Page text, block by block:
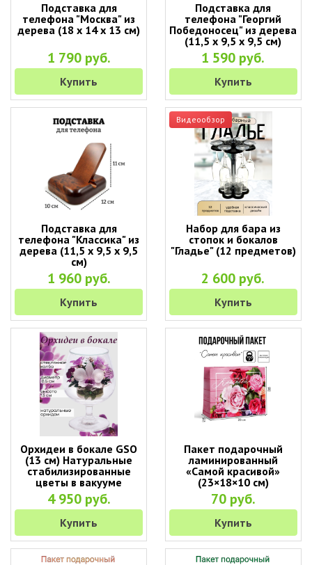
Подставка для
телефона "Москва" из
дерева (18 х 14 х 13 см)
1 790 руб.
Купить
Подставка для
телефона "Георгий
Победоносец" из дерева
(11,5 х 9,5 х 9,5 см)
1 590 руб.
Купить
Подставка для
телефона "Классика" из
дерева (11,5 х 9,5 х 9,5
см)
1 960 руб.
Купить
Видеообзор
Набор для бара из
стопок и бокалов
"Гладье" (12 предметов)
2 600 руб.
Купить
Орхидеи в бокале GSO
(13 см) Натуральные
стабилизированные
цветы в вакууме
4 950 руб.
Купить
Пакет подарочный
ламинированный
«Самой красивой»
(23×18×10 см)
70 руб.
Купить